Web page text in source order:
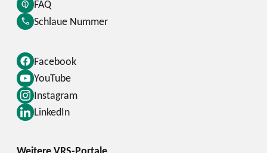
Facebook
YouTube
Instagram
LinkedIn
FAQ
Schlaue Nummer